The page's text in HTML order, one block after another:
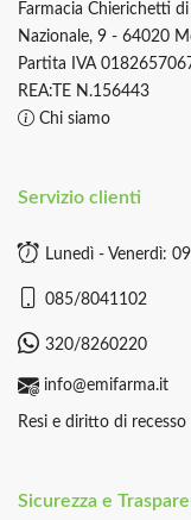
Farmacia Chierichetti
Nazionale, 9 - 64020
Partita IVA
REA:TE N.156443
Chi siamo
Servizio clienti
Lunedì - Venerdì:
085/8041102
320/8260220
info@emifarma.it
Resi e diritto di recesso
Sicurezza e